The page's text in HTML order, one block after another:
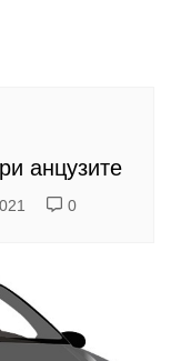
анцузите
0